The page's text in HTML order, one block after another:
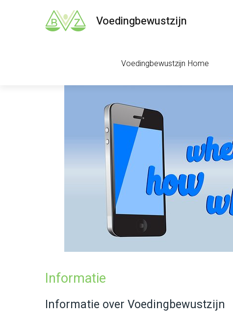
Voedingbewustzijn
Voedingbewustzijn Home
Informatie
Informatie over Voedingbewustzijn